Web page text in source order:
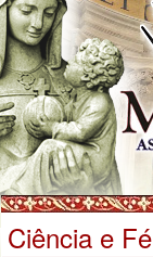
Ciência e Fé